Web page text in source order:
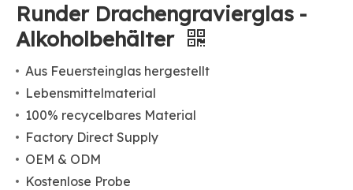
Runder Drachengravierglas -
Alkoholbehälter
Aus Feuersteinglas hergestellt
Lebensmittelmaterial
100% recycelbares Material
Factory Direct Supply
OEM & ODM
Kostenlose Probe